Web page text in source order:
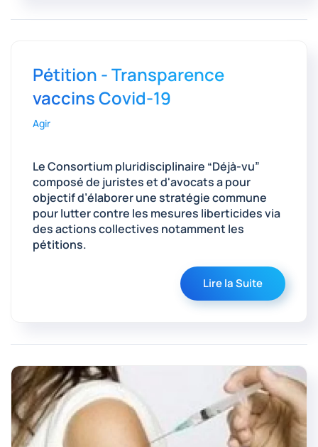
Pétition - Transparence
vaccins Covid-19
Agir
Le Consortium pluridisciplinaire “Déjà-vu”
composé de juristes et d'avocats a pour
objectif d’élaborer une stratégie commune
pour lutter contre les mesures liberticides via
des actions collectives notamment les
pétitions.
Lire la Suite